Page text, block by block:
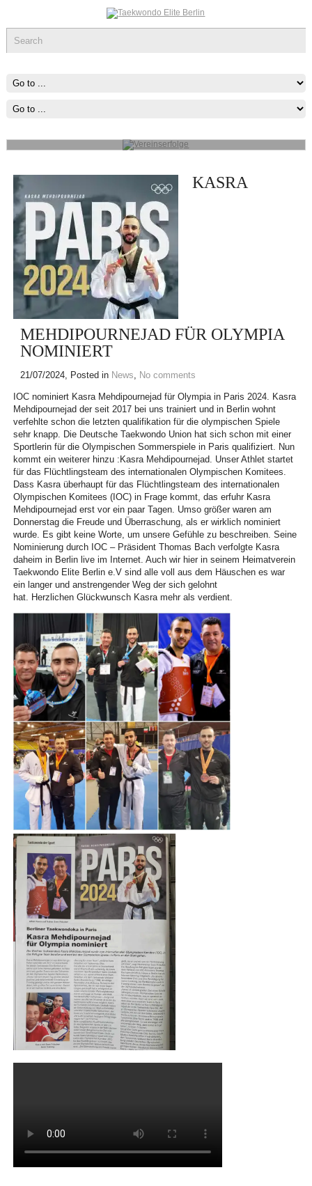
Vereinserfolge
wovon du träumst ,Fang Damit An!
KASRA
MEHDIPOURNEJAD FÜR OLYMPIA
NOMINIERT
21/07/2024, Posted in News, No comments
IOC nominiert Kasra Mehdipournejad für Olympia in Paris 2024. Kasra
Mehdipournejad der seit 2017 bei uns trainiert und in Berlin wohnt
verfehlte schon die letzten qualifikation für die olympischen Spiele
sehr knapp. Die Deutsche Taekwondo Union hat sich schon mit einer
Sportlerin für die Olympischen Sommerspiele in Paris qualifiziert. Nun
kommt ein weiterer hinzu :Kasra Mehdipournejad. Unser Athlet startet
für das Flüchtlingsteam des internationalen Olympischen Komitees.
Dass Kasra überhaupt für das Flüchtlingsteam des internationalen
Olympischen Komitees (IOC) in Frage kommt, das erfuhr Kasra
Mehdipournejad erst vor ein paar Tagen. Umso größer waren am
Donnerstag die Freude und Überraschung, als er wirklich nominiert
wurde. Es gibt keine Worte, um unsere Gefühle zu beschreiben. Seine
Nominierung durch IOC – Präsident Thomas Bach verfolgte Kasra
daheim in Berlin live im Internet. Auch wir hier in seinem Heimatverein
Taekwondo Elite Berlin e.V sind alle voll aus dem Häuschen es war
ein langer und anstrengender Weg der sich gelohnt
hat. Herzlichen Glückwunsch Kasra mehr als verdient.